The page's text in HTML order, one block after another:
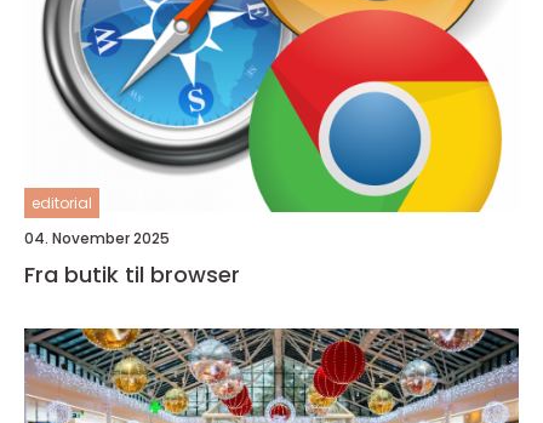
editorial
04. November 2025
Fra butik til browser